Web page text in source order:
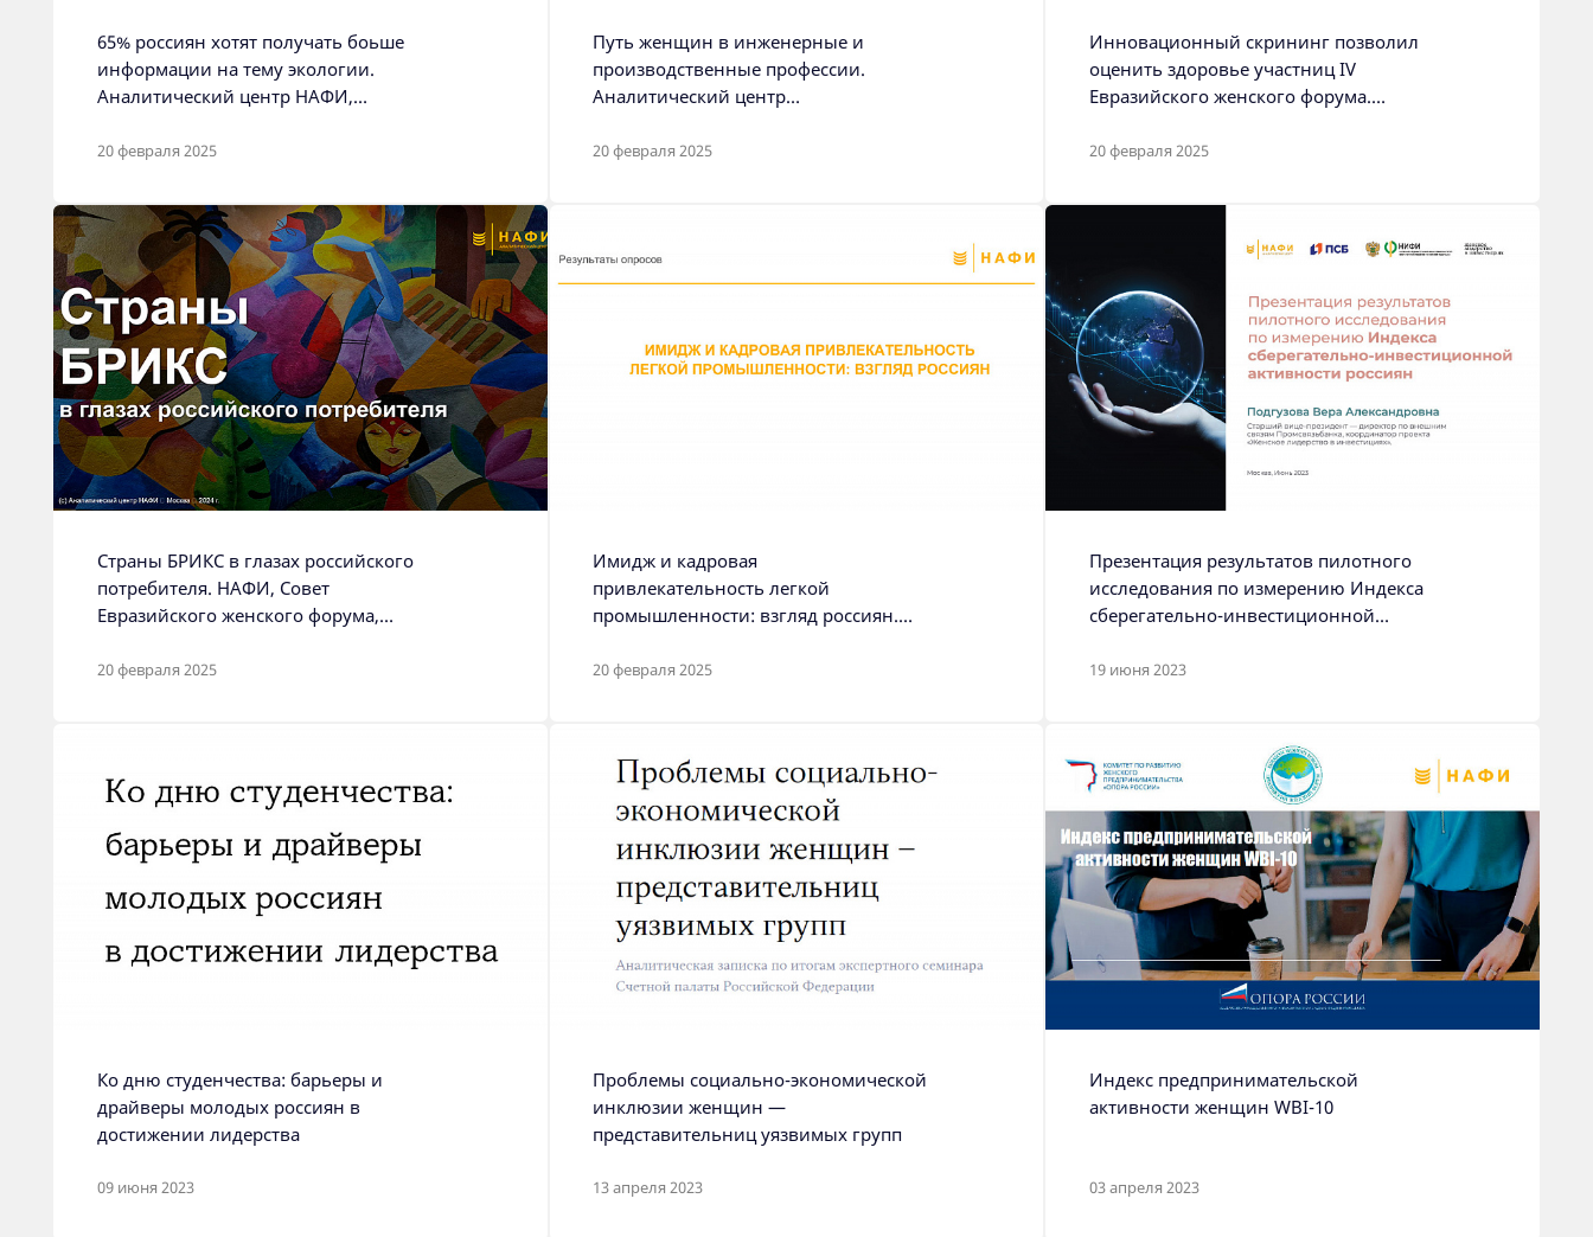
65% россиян хотят получать боьше
информации на тему экологии.
Аналитический центр НАФИ,
20 февраля 2025
Путь женщин в инженерные и
производственные профессии.
Аналитический центр
20 февраля 2025
Инновационный скрининг позволил
оценить здоровье участниц IV
Евразийского женского форума.
сентябрь 2024
20 февраля 2025
Страны БРИКС в глазах российского
потребителя. НАФИ, Совет
Евразийского женского форума,
20 февраля 2025
Имидж и кадровая
привлекательность легкой
промышленности: взгляд россиян.
Москва, март 2024
20 февраля 2025
Презентация результатов пилотного
исследования по измерению Индекса
сберегательно-инвестиционной
19 июня 2023
Ко дню студенчества: барьеры и
драйверы молодых россиян в
достижении лидерства
09 июня 2023
Проблемы социально-экономической
инклюзии женщин —
представительниц уязвимых групп
13 апреля 2023
Индекс предпринимательской
активности женщин WBI-10
03 апреля 2023